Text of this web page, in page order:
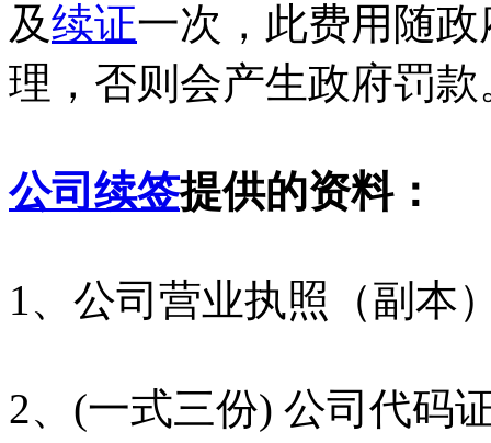
及续证一次，此费用随
理，否则会产生政府罚款
公司续签提供的资料：
1、公司营业执照（副本
2、(一式三份) 公司代码